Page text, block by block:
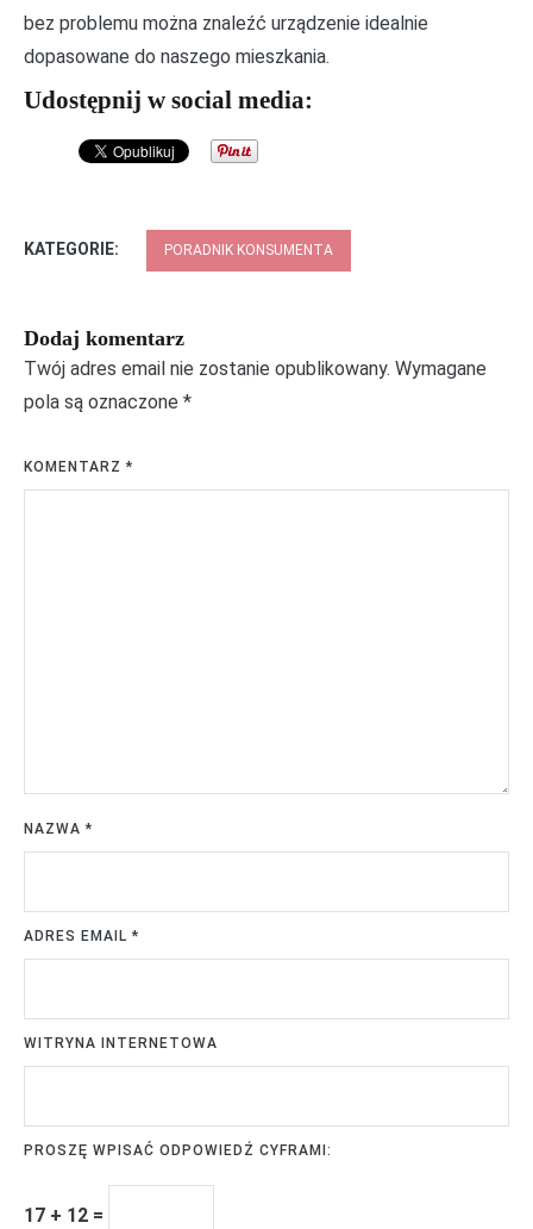
bez problemu można znaleźć urządzenie idealnie
dopasowane do naszego mieszkania.
Udostępnij w social media:
KATEGORIE: PORADNIK KONSUMENTA
Dodaj komentarz
Twój adres email nie zostanie opublikowany. Wymagane
pola są oznaczone *
KOMENTARZ*
NAZWA*
ADRES EMAIL*
WITRYNA INTERNETOWA
PROSZĘ WPISAĆ ODPOWIEDŹ CYFRAMI:
17 + 12 =